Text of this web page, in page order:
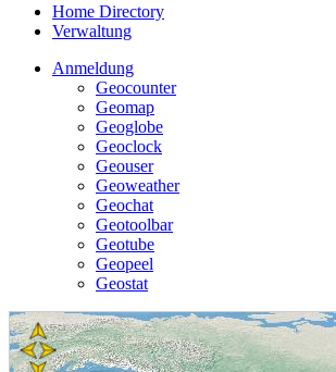
Home Directory
Verwaltung
Anmeldung
Geocounter
Geomap
Geoglobe
Geoclock
Geouser
Geoweather
Geochat
Geotoolbar
Geotube
Geopeel
Geostat